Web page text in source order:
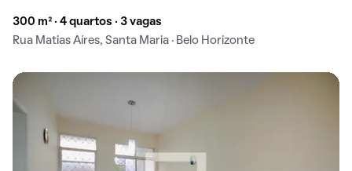
300 m² · 4 quartos · 3 vagas
Rua Matias Aíres, Santa Maria · Belo Horizonte